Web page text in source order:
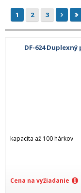
1 2 3
DF-624 Duplexný
kapacita až 100 hárkov
Cena na vyžiadanie